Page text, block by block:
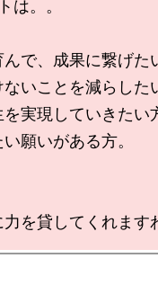
は。。
で、成果に繋げた
いことを減らした
実現していきたい
願いがある方。